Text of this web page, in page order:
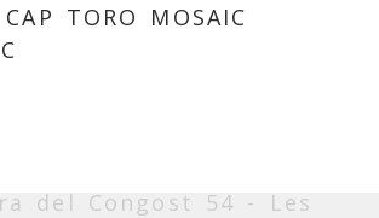
TORO MOSAIC
del Congost 54 -
Les